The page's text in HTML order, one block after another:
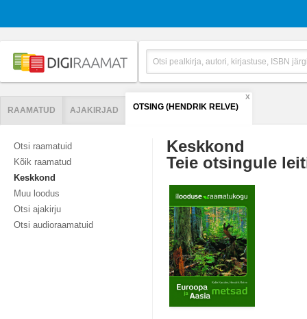
RAAMATUD AJAKIRJAD OTSING (HENDRIK RELVE)
X
Otsi raamatuid
Kõik raamatud
Keskkond
Muu loodus
Otsi ajakirju
Otsi audioraamatuid
Keskkond
Teie otsingule